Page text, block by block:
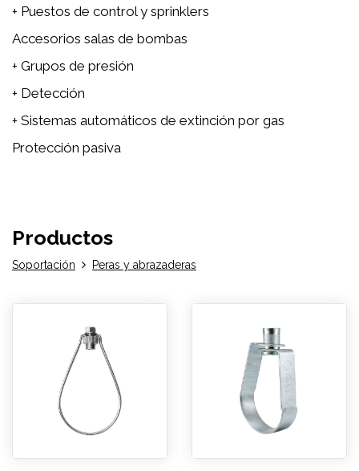
+ Puestos de control y sprinklers
Accesorios salas de bombas
+ Grupos de presión
+ Detección
+ Sistemas automáticos de extinción por gas
Protección pasiva
Productos
Soportación Peras y abrazaderas